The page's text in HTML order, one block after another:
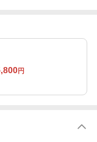
円